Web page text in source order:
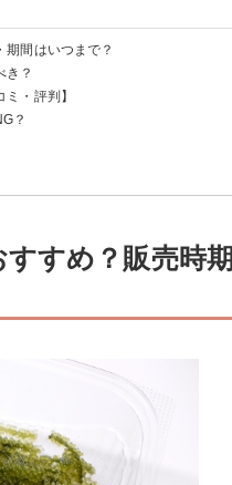
間はいつまで？
ーのものと比較
分
き？
きしよう
・評判】
の口コミ
口コミ
？
すめ？販売時